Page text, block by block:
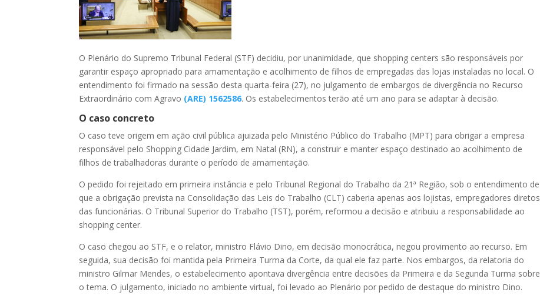
O Plenário do Supremo Tribunal Federal (STF) decidiu, por unanimidade, que shopping centers são responsáveis por
garantir espaço apropriado para amamentação e acolhimento de filhos de empregadas das lojas instaladas no local. O
entendimento foi firmado na sessão desta quarta-feira (27), no julgamento de embargos de divergência no Recurso
Extraordinário com Agravo (ARE) 1562586. Os estabelecimentos terão até um ano para se adaptar à decisão.
O caso concreto
O caso teve origem em ação civil pública ajuizada pelo Ministério Público do Trabalho (MPT) para obrigar a empresa
responsável pelo Shopping Cidade Jardim, em Natal (RN), a construir e manter espaço destinado ao acolhimento de
filhos de trabalhadoras durante o período de amamentação.
O pedido foi rejeitado em primeira instância e pelo Tribunal Regional do Trabalho da 21ª Região, sob o entendimento de
que a obrigação prevista na Consolidação das Leis do Trabalho (CLT) caberia apenas aos lojistas, empregadores diretos
das funcionárias. O Tribunal Superior do Trabalho (TST), porém, reformou a decisão e atribuiu a responsabilidade ao
shopping center.
O caso chegou ao STF, e o relator, ministro Flávio Dino, em decisão monocrática, negou provimento ao recurso. Em
seguida, sua decisão foi mantida pela Primeira Turma da Corte, da qual ele faz parte. Nos embargos, da relatoria do
ministro Gilmar Mendes, o estabelecimento apontava divergência entre decisões da Primeira e da Segunda Turma sobre
o tema. O julgamento, iniciado no ambiente virtual, foi levado ao Plenário por pedido de destaque do ministro Dino.